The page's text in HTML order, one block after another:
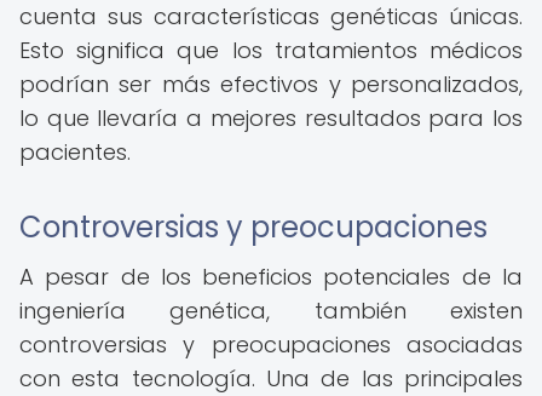
cuenta sus características genéticas únicas.
Esto significa que los tratamientos médicos
podrían ser más efectivos y personalizados,
lo que llevaría a mejores resultados para los
pacientes.
Controversias y preocupaciones
A pesar de los beneficios potenciales de la
ingeniería genética, también existen
controversias y preocupaciones asociadas
con esta tecnología. Una de las principales